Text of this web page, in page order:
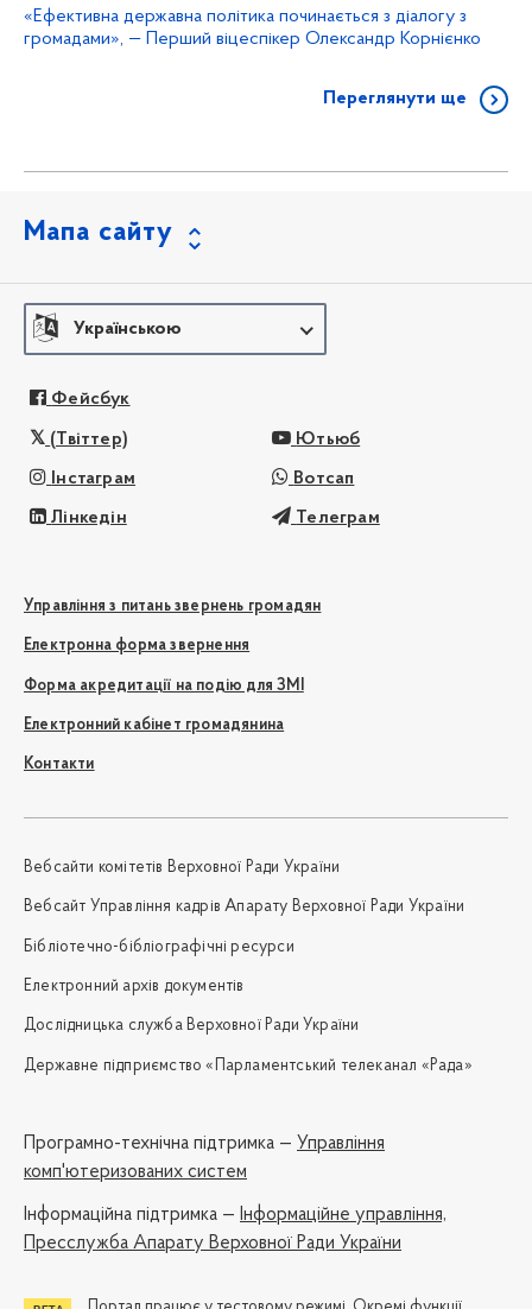
«Ефективна державна політика починається з діалогу з
громадами», — Перший віцеспікер Олександр Корнієнко
Переглянути ще
Мапа сайту
Українською
Фейсбук
(Твіттер) Ютьюб
Інстаграм Вотсап
Лінкедін Телеграм
Управління з питань звернень громадян
Електронна форма звернення
Форма акредитації на подію для ЗМІ
Електронний кабінет громадянина
Контакти
Вебсайти комітетів Верховної Ради України
Вебсайт Управління кадрів Апарату Верховної Ради України
Бібліотечно-бібліографічні ресурси
Електронний архів документів
Дослідницька служба Верховної Ради України
Державне підприємство «Парламентський телеканал «Рада»
Програмно-технічна підтримка — Управління
комп'ютеризованих систем
Iнформаційна підтримка — Інформаційне управління,
Пресслужба Апарату Верховної Ради України